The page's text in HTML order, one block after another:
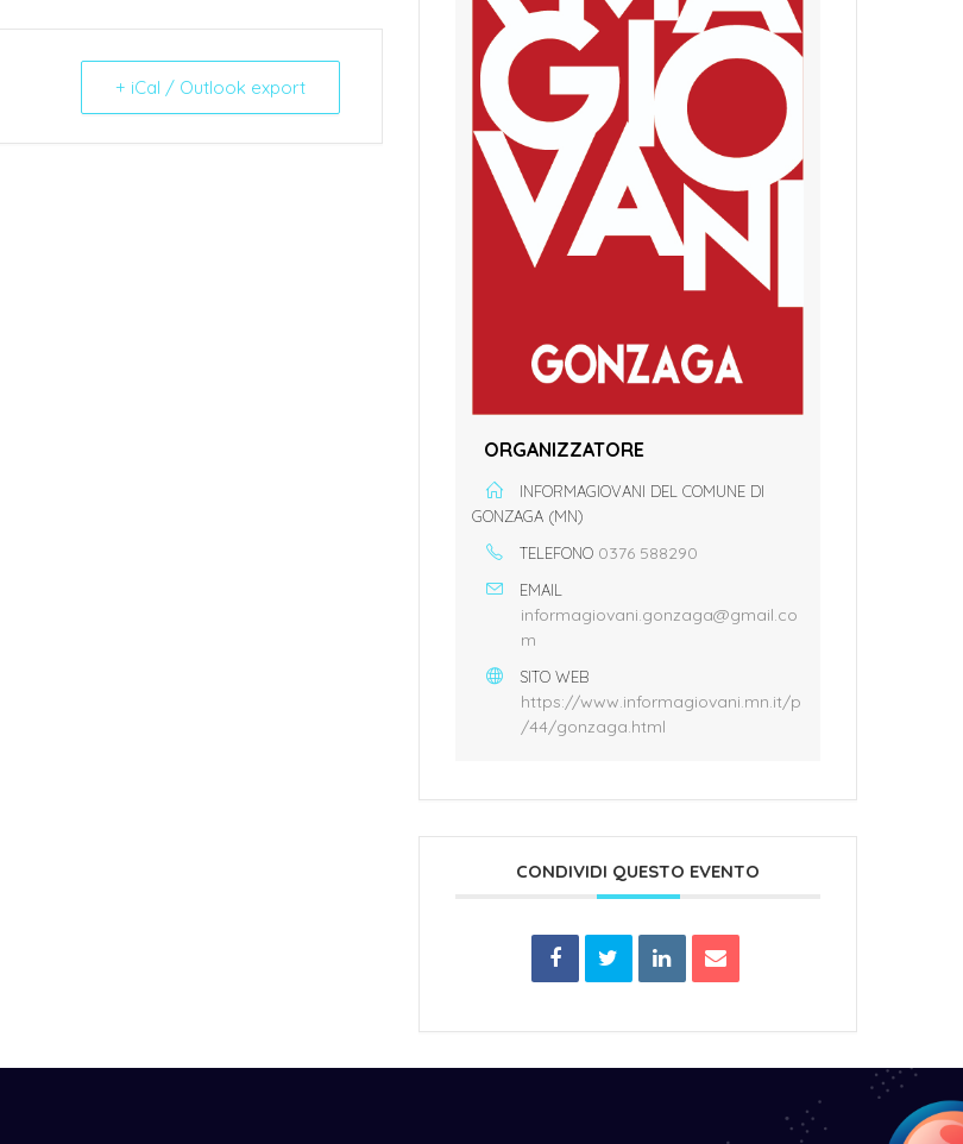
+ iCal / Outlook export
ORGANIZZATORE
INFORMAGIOVANI DEL COMUNE DI
GONZAGA (MN)
TELEFONO 0376 588290
EMAIL
informagiovani.gonzaga@gmail.co
m
SITO WEB
https://www.informagiovani.mn.it/p
/44/gonzaga.html
CONDIVIDI QUESTO EVENTO